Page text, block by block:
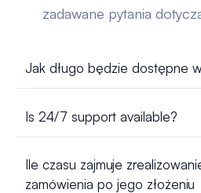
zadawane pytania
Jak długo będzie dostępne
Is 24/7 support available?
Ile czasu zajmuje
zamówienia po jego złożeniu